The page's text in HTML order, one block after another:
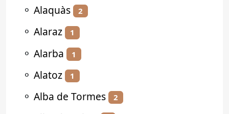
⚬ Alaquàs 2
⚬ Alaraz 1
⚬ Alarba 1
⚬ Alatoz 1
⚬ Alba de Tormes 2